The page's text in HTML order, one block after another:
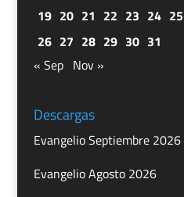
19 20 21 22 23 24 25
26 27 28 29 30 31
« Sep Nov »
Descargas
Evangelio Septiembre 2026
Evangelio Agosto 2026